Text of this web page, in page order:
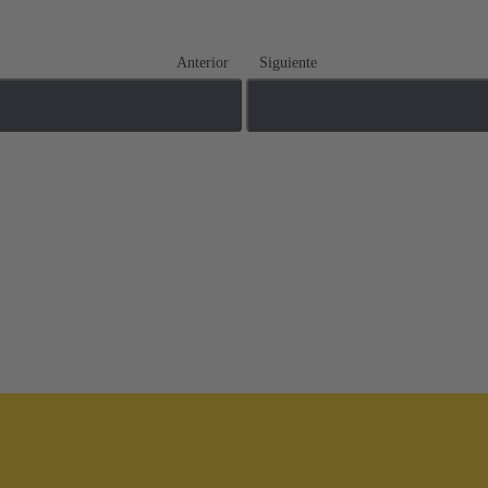
Anterior Siguiente